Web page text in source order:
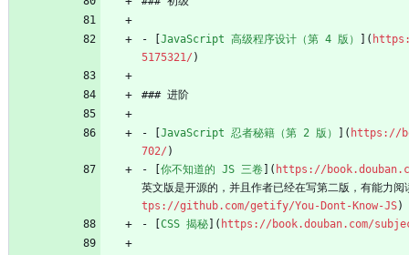
- [ JavaScript 高级程序设计（第 4 版） ](
5175321/ )
### 进阶
- [ JavaScript 忍者秘籍（第 2 版） ]( https://
702/ )
- [ 你不知道的 JS 三卷 ]( https://
英文版是开源的，并且作者已经在写第二版，有能力
tps://github.com/getify/You-Dont-Know-JS)
- [ CSS 揭秘 ]( https://book.douban.com/